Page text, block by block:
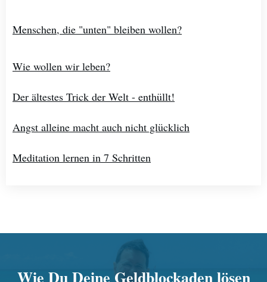
Menschen, die "unten" bleiben wollen?
Wie wollen wir leben?
Der ältestes Trick der Welt - enthüllt!
Angst alleine macht auch nicht glücklich
Meditation lernen in 7 Schritten
Wie Du Deine Geldblockaden lösen